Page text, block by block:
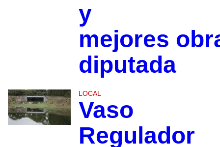
y
mejores
diputada
LOCAL
Vaso
Regulador